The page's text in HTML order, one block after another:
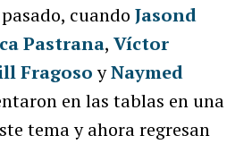
cuando Jasond
Pastrana, Víctor
FragosoyNaymed
en las tablas en una
tema y ahora regresan